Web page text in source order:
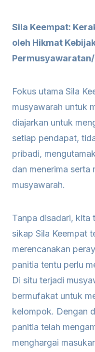
Sila Keempat:
oleh Hikmat
Fokus utama Sila
musyawarah untuk
diajarkan untuk
setiap pendapat,
pribadi,
dan menerima serta
musyawarah.
Tanpa disadari, kita
sikap Sila Keempat
merencanakan
panitia tentu perlu
Di situ terjadi
bermufakat untuk
kelompok. Dengan
panitia telah
menghargai